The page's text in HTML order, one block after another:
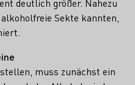
deutlich größer. Nahezu
Sekte kannten,
muss zunächst ein